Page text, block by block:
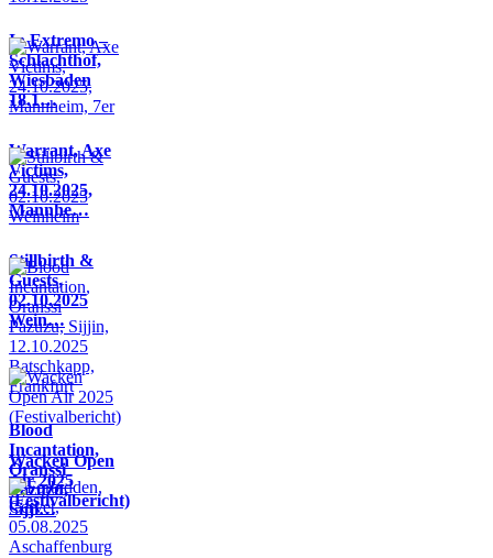
In Extremo –
Schlachthof,
Wiesbaden
18.1…
Warrant, Axe
Victims,
24.10.2025,
Mannhe…
Stillbirth &
Guests,
02.10.2025
Wein…
Blood
Incantation,
Oranssi
Pazuzu,
Sijji…
Wacken Open
Air 2025
(Festivalbericht)